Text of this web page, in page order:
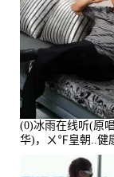
(0)冰雨在线听(原
华)，ㄨ℉皇朝..健